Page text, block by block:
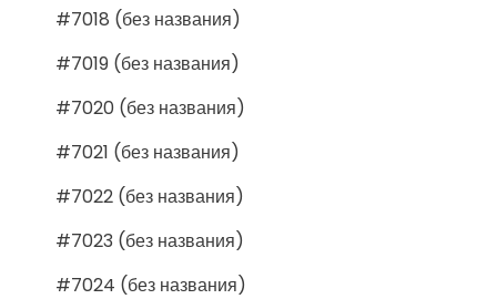
#7018 (без названия)
#7019 (без названия)
#7020 (без названия)
#7021 (без названия)
#7022 (без названия)
#7023 (без названия)
#7024 (без названия)